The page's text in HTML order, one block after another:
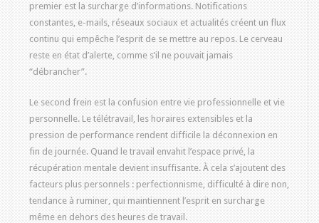
premier est la surcharge d’informations. Notifications
constantes, e-mails, réseaux sociaux et actualités créent un flux
continu qui empêche l’esprit de se mettre au repos. Le cerveau
reste en état d’alerte, comme s’il ne pouvait jamais
“débrancher”.
Le second frein est la confusion entre vie professionnelle et vie
personnelle. Le télétravail, les horaires extensibles et la
pression de performance rendent difficile la déconnexion en
fin de journée. Quand le travail envahit l’espace privé, la
récupération mentale devient insuffisante. À cela s’ajoutent des
facteurs plus personnels : perfectionnisme, difficulté à dire non,
tendance à ruminer, qui maintiennent l’esprit en surcharge
même en dehors des heures de travail.